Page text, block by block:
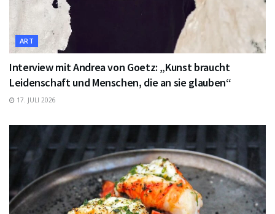
ART
Interview mit Andrea von Goetz: „Kunst braucht
Leidenschaft und Menschen, die an sie glauben“
17. JULI 2026